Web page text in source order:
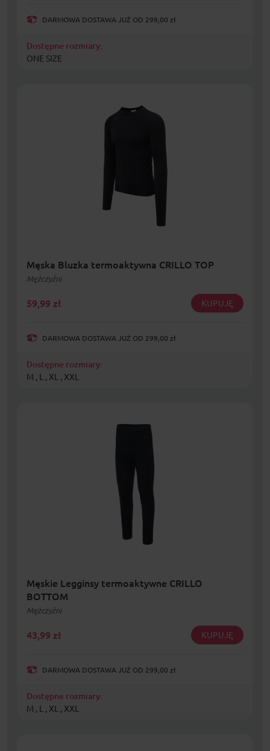
DARMOWA DOSTAWA JUŻ OD 299,00 zł
Dostępne rozmiary:
ONE SIZE
Męska Bluzka termoaktywna CRILLO TOP
Mężczyźni
59,99 zł KUPUJĘ
DARMOWA DOSTAWA JUŻ OD 299,00 zł
Dostępne rozmiary:
M , L , XL , XXL
Męskie Legginsy termoaktywne CRILLO
BOTTOM
Mężczyźni
43,99 zł KUPUJĘ
DARMOWA DOSTAWA JUŻ OD 299,00 zł
Dostępne rozmiary:
M , L , XL , XXL